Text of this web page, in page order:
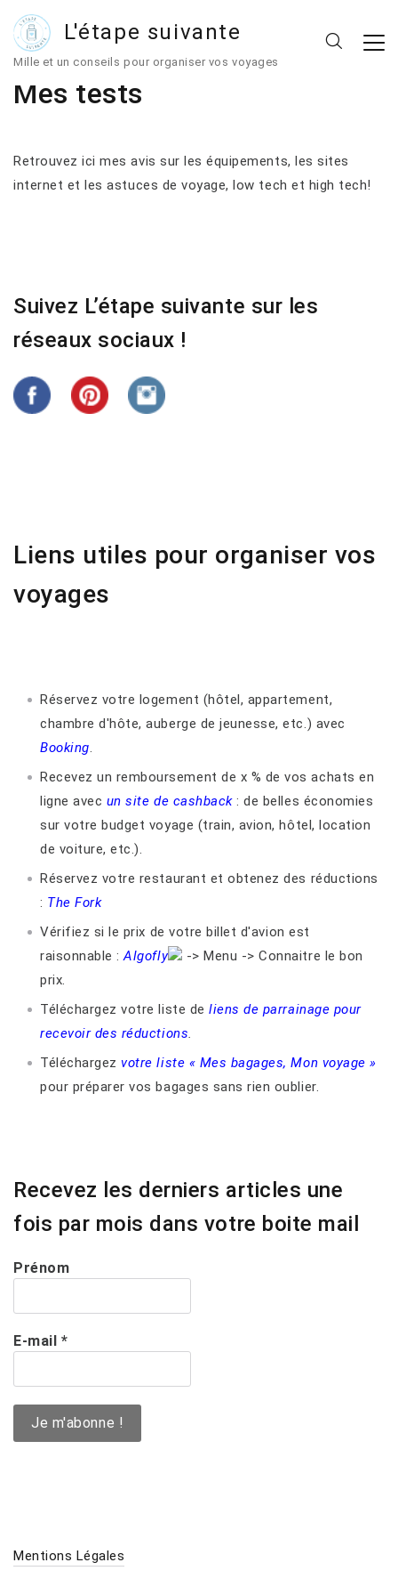
L'étape suivante
Mille et un conseils pour organiser vos voyages
Mes tests
Retrouvez ici mes avis sur les équipements, les sites
internet et les astuces de voyage, low tech et high tech!
Suivez L’étape suivante sur les
réseaux sociaux !
Liens utiles pour organiser vos
voyages
Réservez votre logement (hôtel, appartement,
chambre d'hôte, auberge de jeunesse, etc.) avec
Booking.
Recevez un remboursement de x % de vos achats en
ligne avec un site de cashback : de belles économies
sur votre budget voyage (train, avion, hôtel, location
de voiture, etc.).
Réservez votre restaurant et obtenez des réductions
: The Fork
Vérifiez si le prix de votre billet d'avion est
raisonnable :Algofly
-> Menu -> Connaitre le bon
prix.
Téléchargez votre liste deliens de parrainage pour
recevoir des réductions.
Téléchargez votre liste « Mes bagages, Mon voyage »
pour préparer vos bagages sans rien oublier.
Recevez les derniers articles une
fois par mois dans votre boite mail
Prénom
E-mail *
Mentions Légales